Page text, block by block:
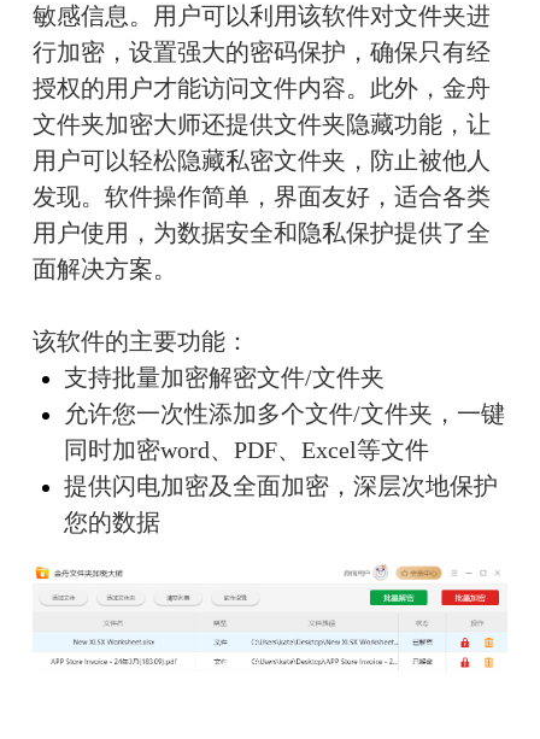
敏感信息。用户可以利用该软件对文件夹进
行加密，设置强大的密码保护，确保只有经
授权的用户才能访问文件内容。此外，金舟
文件夹加密大师还提供文件夹隐藏功能，让
用户可以轻松隐藏私密文件夹，防止被他人
发现。软件操作简单，界面友好，适合各类
用户使用，为数据安全和隐私保护提供了全
面解决方案。
该软件的主要功能：
支持批量加密解密文件/文件夹
允许您一次性添加多个文件/文件夹，一键
同时加密word、PDF、Excel等文件
提供闪电加密及全面加密，深层次地保护
您的数据